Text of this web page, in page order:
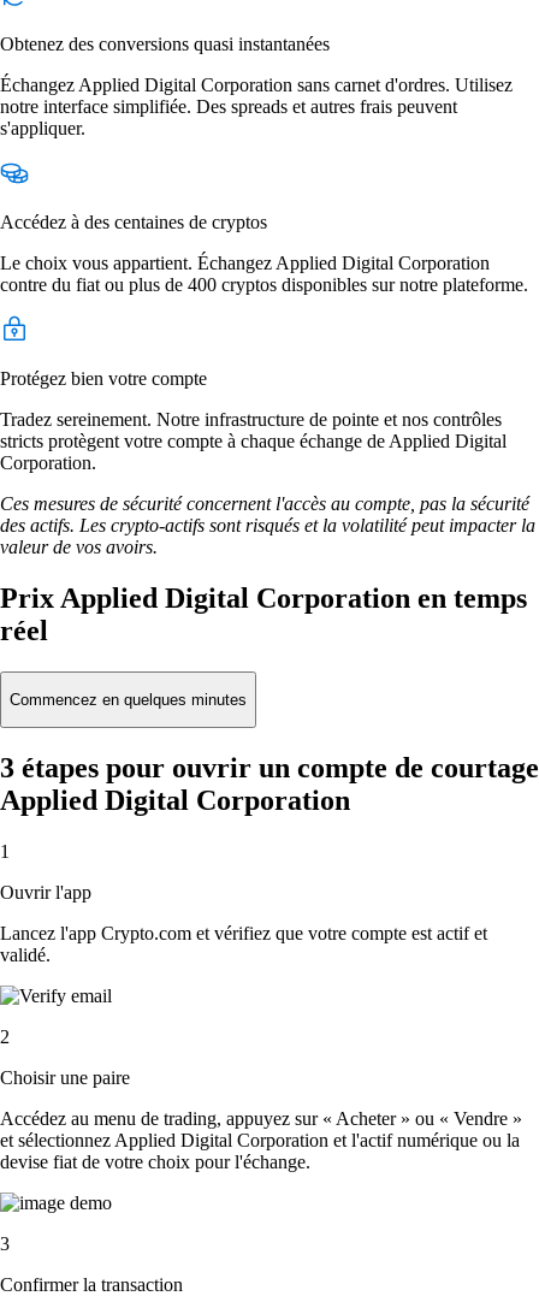
Obtenez des conversions quasi instantanées
Échangez Applied Digital Corporation sans carnet d'ordres. Utilisez
notre interface simplifiée. Des spreads et autres frais peuvent
s'appliquer.
Accédez à des centaines de cryptos
Le choix vous appartient. Échangez Applied Digital Corporation
contre du fiat ou plus de 400 cryptos disponibles sur notre plateforme.
Protégez bien votre compte
Tradez sereinement. Notre infrastructure de pointe et nos contrôles
stricts protègent votre compte à chaque échange de Applied Digital
Corporation.
Ces mesures de sécurité concernent l'accès au compte, pas la sécurité
des actifs. Les crypto-actifs sont risqués et la volatilité peut impacter la
valeur de vos avoirs.
Prix Applied Digital Corporation en temps
réel
Commencez en quelques minutes
3 étapes pour ouvrir un compte de courtage
Applied Digital Corporation
1
Ouvrir l'app
Lancez l'app Crypto.com et vérifiez que votre compte est actif et
validé.
2
Choisir une paire
Accédez au menu de trading, appuyez sur « Acheter » ou « Vendre »
et sélectionnez Applied Digital Corporation et l'actif numérique ou la
devise fiat de votre choix pour l'échange.
3
Confirmer la transaction